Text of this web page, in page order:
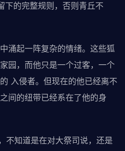
下的完整规则，否则青丘不
涌起一阵复杂的情绪。这些狐
园，而他只是一个过客，一个
入侵者。但现在的他已经离不
间的纽带已经系在了他的身
不知道是在对大祭司说，还是